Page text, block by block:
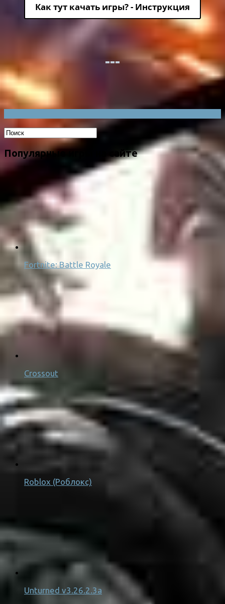
Как тут качать игры? - Инструкция
Популярные игры на сайте
Fortnite: Battle Royale
Crossout
Roblox (Роблокс)
Unturned v3.26.2.3a